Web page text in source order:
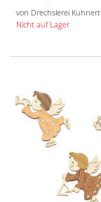
von Drechslerei Kuhnert
Nicht auf Lager